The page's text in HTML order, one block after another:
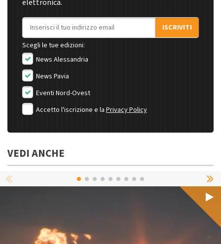
elettronica.
Indirizzo email
ISCRIVITI
Scegli le tue edizioni:
News Alessandria
News Pavia
Eventi Nord-Ovest
Accetto l'iscrizione e la Privacy Policy
VEDI ANCHE